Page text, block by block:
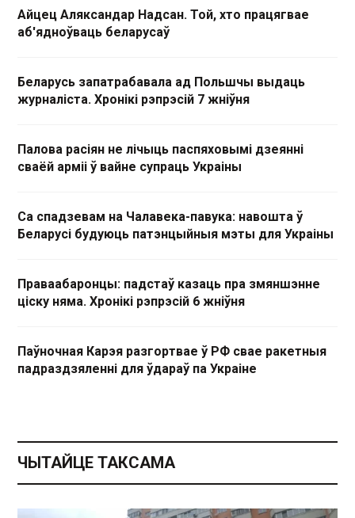
Айцец Аляксандар Надсан. Той, хто працягвае
аб'ядноўваць беларусаў
Беларусь запатрабавала ад Польшчы выдаць
журналіста. Хронікі рэпрэсій 7 жніўня
Палова расіян не лічыць паспяховымі дзеянні
сваёй арміі ў вайне супраць Украіны
Са спадзевам на Чалавека-павука: навошта ў
Беларусі будуюць патэнцыйныя мэты для Украіны
Праваабаронцы: падстаў казаць пра змяншэнне
ціску няма. Хронікі рэпрэсій 6 жніўня
Паўночная Карэя разгортвае ў РФ свае ракетныя
падраздзяленні для ўдараў па Украіне
ЧЫТАЙЦЕ ТАКСАМА